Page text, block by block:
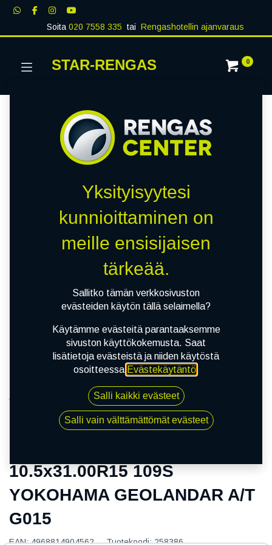
Soita020 7558 335 tai Rengashotellin ajanvaraus
STAR-RENGAS 0
10.5x31.00R15 109S YOKOHAMA GEOLANDAR A/T
10.5x31.00R15 109S
YOKOHAMA GEOLANDAR A/T
G015
EAN:4968814904562 Tuotekoodi:258386
Yksityisyytesi
kunnioittaminen on
meille ensisijaisen
tärkeää.
Sallitko tämän verkkosivuston
evästeiden käytön tällä selaimella?
Käytämme evästeitä parantaaksemme
sivuston käyttökokemusta. Saat
lisätietoja evästeistä ja niiden käytöstä
osoitteessa Evästekäytäntö.
Salli kaikki evästeet
Salli vain välttämättömät evästeet